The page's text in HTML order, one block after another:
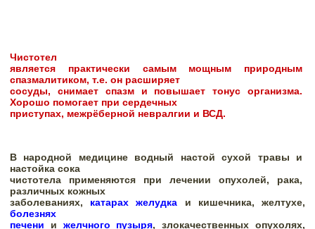
Чистотел
является практически самым мощным природным
спазмалитиком, т.е. он расширяет
сосуды, снимает спазм и повышает тонус организма.
Хорошо помогает при сердечных
приступах, межрёберной невралгии и ВСД.
В народной медицине водный настой сухой травы и
настойка сока
чистотела применяются при лечении опухолей, рака,
различных кожных
заболеваниях, катарах желудка и кишечника, желтухе,
болезнях
печени и желчного пузыря, злокачественных опухолях,